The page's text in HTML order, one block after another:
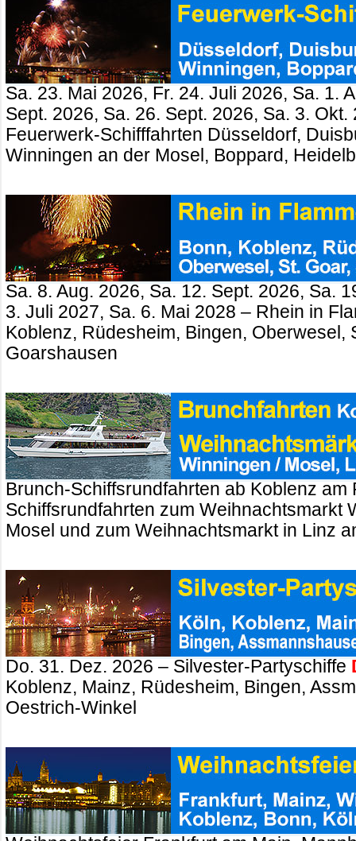
Sa. 23. Mai 2026, Fr. 24. Juli 2026, Sa. 1.
Sept. 2026, Sa. 26. Sept. 2026, Sa. 3. Okt.
Feuerwerk-Schifffahrten Düsseldorf,
Winningen an der Mosel, Boppard,
Sa. 8. Aug. 2026, Sa. 12. Sept. 2026, Sa.
3. Juli 2027, Sa. 6. Mai 2028 – Rhein in
Koblenz, Rüdesheim, Bingen, Oberwesel,
Goarshausen
Brunch-Schiffsrundfahrten ab Koblenz am
Schiffsrundfahrten zum Weihnachtsmarkt
Mosel und zum Weihnachtsmarkt in Linz
Do. 31. Dez. 2026 – Silvester-Partyschiffe
Koblenz, Mainz, Rüdesheim, Bingen,
Oestrich-Winkel